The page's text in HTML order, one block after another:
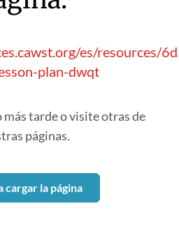
es/resources/
plan-dwqt
tarde o visite otras de
páginas.
cargar la página